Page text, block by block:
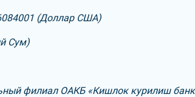
(Доллар США)
Сум)
филиал ОАКБ «Кишлок курилиш